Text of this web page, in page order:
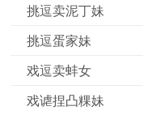
挑逗卖泥丁妹
挑逗蛋家妹
戏逗卖蚌女
戏谑捏凸粿妹